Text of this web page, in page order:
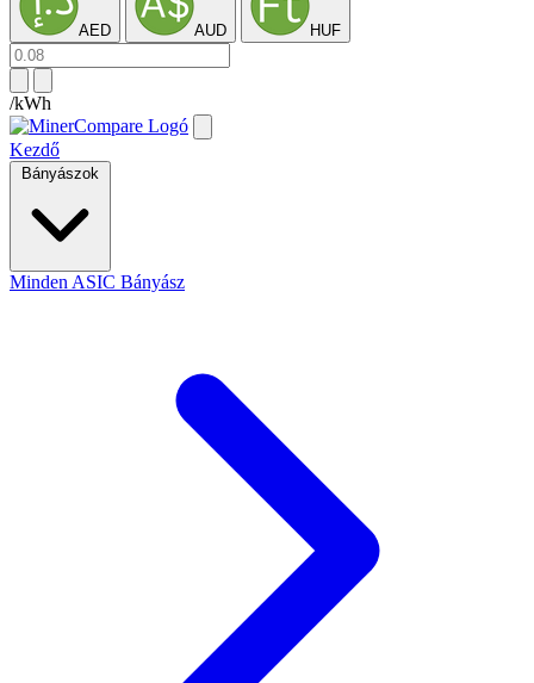
AED AUD HUF
/kWh
Kezdő
Bányászok
Minden ASIC Bányász